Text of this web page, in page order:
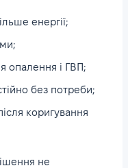
енергії;
опалення і ГВП;
без потреби;
коригування
не